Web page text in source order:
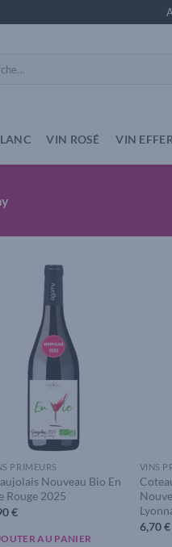
VIN ROSÉ VIN
PRIMEURS
Nouveau Bio En
Rouge 2025
€
AU PANIER
VINS
6,70€